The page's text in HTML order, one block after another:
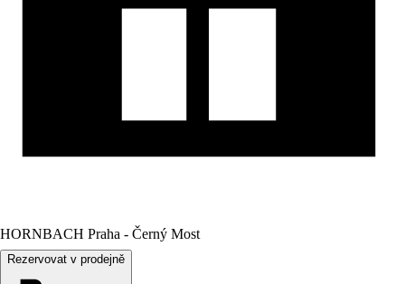
HORNBACH Praha - Černý Most
Rezervovat v prodejně